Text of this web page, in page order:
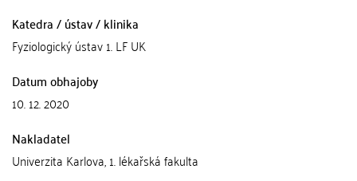
Katedra / ústav / klinika
Fyziologický ústav 1. LF UK
Datum obhajoby
10. 12. 2020
Nakladatel
Univerzita Karlova, 1. lékařská fakulta